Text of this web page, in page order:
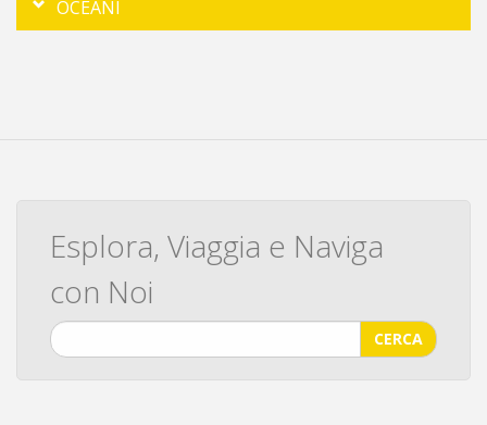
OCEANI
Esplora, Viaggia e Naviga
con Noi
CERCA